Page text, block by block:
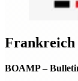
Frankreich
BOAMP –